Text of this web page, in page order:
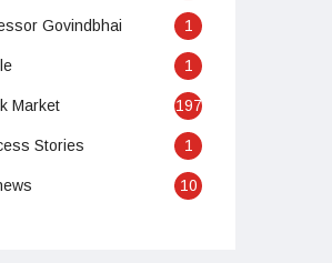
Govindbhai 1
1
Market 197
Stories 1
10